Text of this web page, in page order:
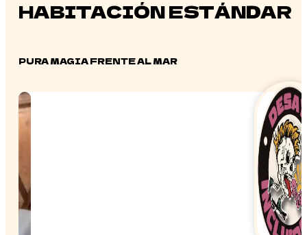
HABITACIÓN ESTÁNDAR
PURA MAGIA FRENTE AL MAR